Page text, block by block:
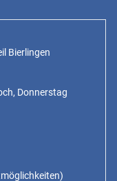
Bierlingen
Donnerstag